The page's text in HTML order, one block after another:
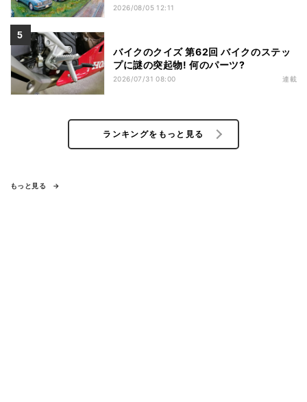
2026/08/05 12:11
バイクのクイズ 第62回 バイクのステッ
プに謎の突起物! 何のパーツ?
2026/07/31 08:00 連載
ランキングをもっと見る
もっと見る